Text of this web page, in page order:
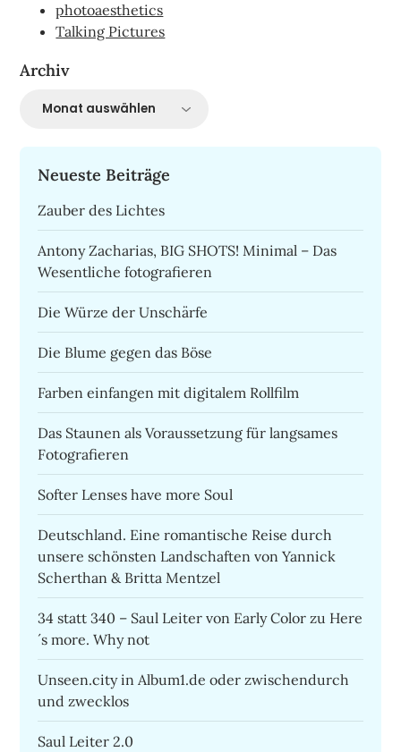
photoaesthetics
Talking Pictures
Archiv
Archiv
Neueste Beiträge
Zauber des Lichtes
Antony Zacharias, BIG SHOTS! Minimal – Das
Wesentliche fotografieren
Die Würze der Unschärfe
Die Blume gegen das Böse
Farben einfangen mit digitalem Rollfilm
Das Staunen als Voraussetzung für langsames
Fotografieren
Softer Lenses have more Soul
Deutschland. Eine romantische Reise durch
unsere schönsten Landschaften von Yannick
Scherthan & Britta Mentzel
34 statt 340 – Saul Leiter von Early Color zu Here
´s more. Why not
Unseen.city in Album1.de oder zwischendurch
und zwecklos
Saul Leiter 2.0